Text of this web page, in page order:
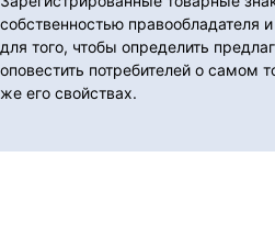
собственностью правообладателя
для того, чтобы определить
оповестить потребителей о самом
же его свойствах.